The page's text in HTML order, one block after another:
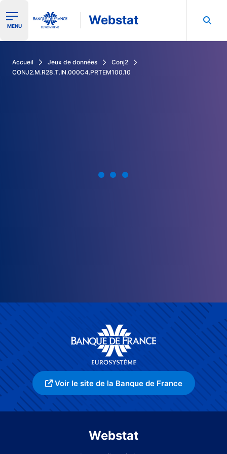
Ouvrir le menu de navigation
MENU Webstat
Accueil Jeux de données
Conj2
CONJ2.M.R28.T.IN.000C4.PRTEM100.10
Voir le site de la Banque de France
Webstat